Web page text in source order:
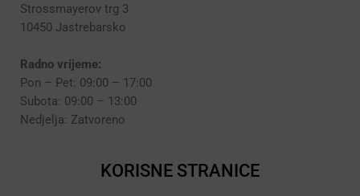
Strossmayerov trg 3
10450 Jastrebarsko
Radno vrijeme:
Pon – Pet: 09:00 – 17:00
Subota: 09:00 – 13:00
Nedjelja: Zatvoreno
KORISNE STRANICE